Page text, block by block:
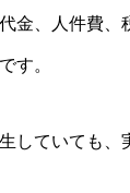
金、人件費、
す。
していても、